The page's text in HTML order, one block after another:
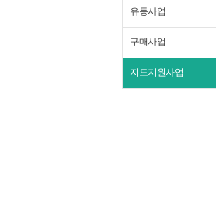
유통사업
구매사업
지도지원사업